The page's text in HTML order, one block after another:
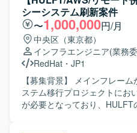
環境を使い分けながら設計・
す。
運用への切り替えに伴う各種
実施していただきます。また
種ドキュメントの作成も担当してい
人物像】 汎用機とオープン系
キャッチアップしながら取り
います。関係者と円滑にコミ
ら、ドキュメント作成や説
いただける方が望ましいです。 【ポジションの魅力】
模なレガシーシステム刷新プ
シーシステム刷新案件
〜1,000,000円/月
中央区（東京都）
インフラエンジニア(業務
RedHat ・ JP1
【募集背景】 メインフレー
ステム移行プロジェクトにお
が必要となっており、